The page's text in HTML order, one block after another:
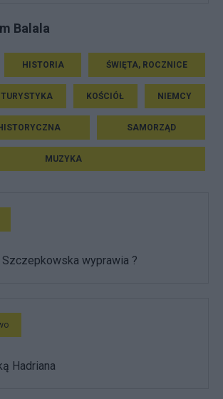
Balala
HISTORIA ŚWIĘTA, ROCZNICE
TURYSTYKA KOŚCIÓŁ NIEMCY
SAMORZĄD
MUZYKA
Szczepkowska wyprawia ?
Hadriana